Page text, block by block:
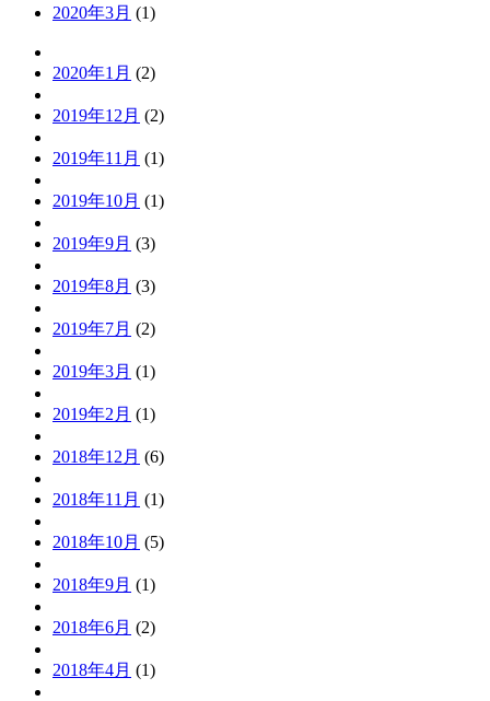
2020年3月 (1)
2020年1月 (2)
2019年12月 (2)
2019年11月 (1)
2019年10月 (1)
2019年9月 (3)
2019年8月 (3)
2019年7月 (2)
2019年3月 (1)
2019年2月 (1)
2018年12月 (6)
2018年11月 (1)
2018年10月 (5)
2018年9月 (1)
2018年6月 (2)
2018年4月 (1)